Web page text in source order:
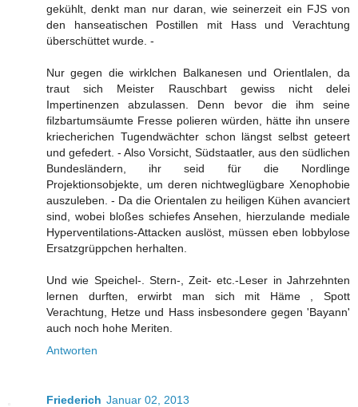
gekühlt, denkt man nur daran, wie seinerzeit ein FJS von
den hanseatischen Postillen mit Hass und Verachtung
überschüttet wurde. -
Nur gegen die wirklchen Balkanesen und Orientlalen, da
traut sich Meister Rauschbart gewiss nicht delei
Impertinenzen abzulassen. Denn bevor die ihm seine
filzbartumsäumte Fresse polieren würden, hätte ihn unsere
kriecherichen Tugendwächter schon längst selbst geteert
und gefedert. - Also Vorsicht, Südstaatler, aus den südlichen
Bundesländern, ihr seid für die Nordlinge
Projektionsobjekte, um deren nichtweglügbare Xenophobie
auszuleben. - Da die Orientalen zu heiligen Kühen avanciert
sind, wobei bloßes schiefes Ansehen, hierzulande mediale
Hyperventilations-Attacken auslöst, müssen eben lobbylose
Ersatzgrüppchen herhalten.
Und wie Speichel-. Stern-, Zeit- etc.-Leser in Jahrzehnten
lernen durften, erwirbt man sich mit Häme , Spott
Verachtung, Hetze und Hass insbesondere gegen 'Bayann'
auch noch hohe Meriten.
Antworten
Friederich Januar 02, 2013